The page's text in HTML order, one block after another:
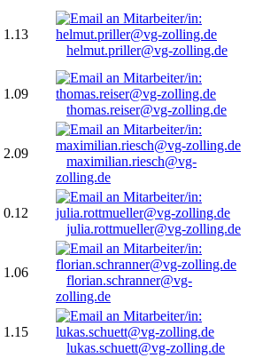
1.13
helmut.priller@vg-zolling.de
1.09
thomas.reiser@vg-zolling.de
2.09
maximilian.riesch@vg-
zolling.de
0.12
julia.rottmueller@vg-zolling.de
1.06
florian.schranner@vg-
zolling.de
1.15
lukas.schuett@vg-zolling.de